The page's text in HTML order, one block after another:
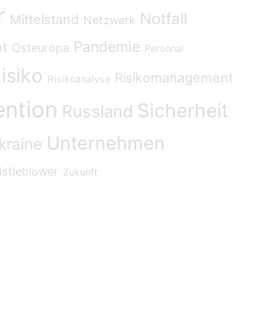
Mittelstand Netzwerk Notfall
Osteuropa Pandemie Personal
Risikoanalyse Risikomanagement
Russland Sicherheit
Unternehmen
Zukunft